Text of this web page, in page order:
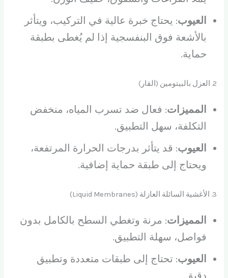
العيوب: يحتاج خبرة عالية في التركيب، ويتأثر
بالأشعة فوق البنفسجية إذا لم يُغطى بطبقة
حماية.
2. العزل بالبيتومين (القار)
المميزات: فعال ضد تسرب المياه، منخفض
التكلفة، سهل التطبيق.
العيوب: قد يتأثر بدرجات الحرارة المرتفعة،
ويحتاج إلى طبقة حماية إضافية.
3. الأغشية السائلة العازلة (Liquid Membranes)
المميزات: مرنة وتغطي السطح بالكامل بدون
فواصل، سهلة التطبيق.
العيوب: تحتاج إلى طبقات متعددة وتطبيق